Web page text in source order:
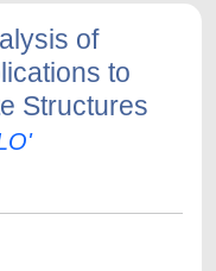
of
to
Structures